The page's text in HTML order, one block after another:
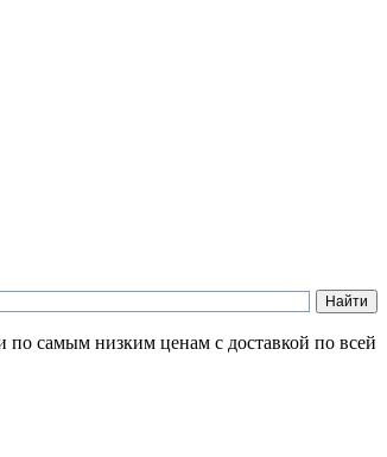
самым низким ценам с доставкой по всей